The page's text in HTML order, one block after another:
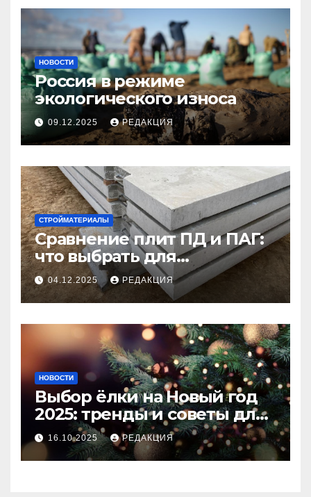
НОВОСТИ
Россия в режиме
экологического износа
09.12.2025 РЕДАКЦИЯ
СТРОЙМАТЕРИАЛЫ
Сравнение плит ПД и ПАГ:
что выбрать для
долговечного и прочного
покрытия
04.12.2025 РЕДАКЦИЯ
НОВОСТИ
Выбор ёлки на Новый год
2025: тренды и советы для
идеального праздника
16.10.2025 РЕДАКЦИЯ